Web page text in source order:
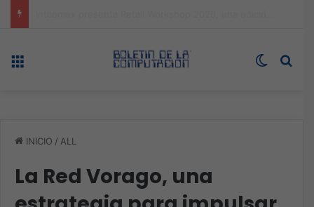
Switch
INICIO / ALL
La Red Vorago, una